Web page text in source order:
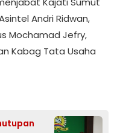
Andri Ridwan,
Mochamad Jefry,
Kabag Tata Usaha